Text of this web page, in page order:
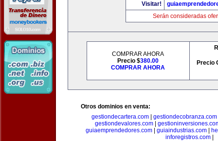
Visitar!
Serán consideradas
COMPRAR AHORA
Precio $380.00
COMPRAR AHORA
Precio
Otros dominios en venta:
gestiondecartera.com| gestiondecobranza.com
gestiondevalores.com|
guiaemprendedores.com
guiaindustrias.com
inforegistros.com|